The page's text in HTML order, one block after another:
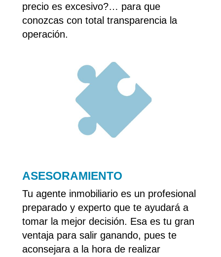
precio es excesivo?… para que
conozcas con total transparencia la
operación.
ASESORAMIENTO
Tu agente inmobiliario es un profesional
preparado y experto que te ayudará a
tomar la mejor decisión. Esa es tu gran
ventaja para salir ganando, pues te
aconsejara a la hora de realizar